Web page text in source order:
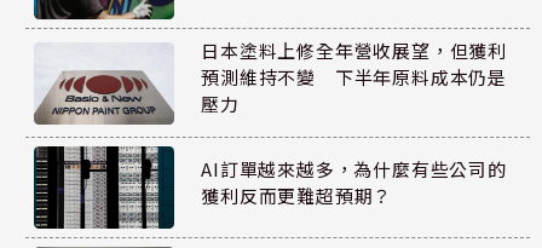
日本塗料上修全年營收展望，但獲利
預測維持不變 下半年原料成本仍是
壓力
AI訂單越來越多，為什麼有些公司的
獲利反而更難超預期？